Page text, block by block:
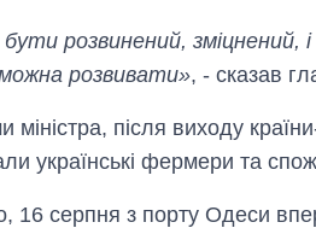
розвинений, зміцнений,
розвивати», - сказав
міністра, після виходу
українські фермери та
16 серпня з порту Одеси